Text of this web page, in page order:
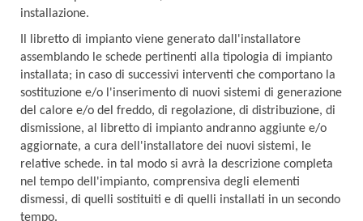
installazione.
Il libretto di impianto viene generato dall'installatore
assemblando le schede pertinenti alla tipologia di impianto
installata; in caso di successivi interventi che comportano la
sostituzione e/o l'inserimento di nuovi sistemi di generazione
del calore e/o del freddo, di regolazione, di distribuzione, di
dismissione, al libretto di impianto andranno aggiunte e/o
aggiornate, a cura dell'installatore dei nuovi sistemi, le
relative schede. in tal modo si avrà la descrizione completa
nel tempo dell'impianto, comprensiva degli elementi
dismessi, di quelli sostituiti e di quelli installati in un secondo
tempo.